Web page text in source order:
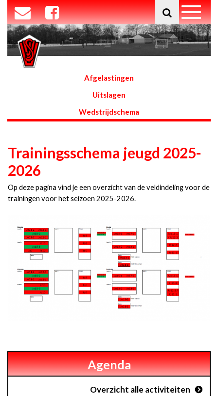
Afgelastingen
Uitslagen
Wedstrijdschema
Trainingsschema jeugd 2025-
2026
Op deze pagina vind je een overzicht van de veldindeling voor de
trainingen voor het seizoen 2025-2026.
Agenda
Overzicht alle activiteiten